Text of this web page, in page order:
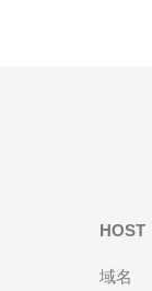
HOST
域名